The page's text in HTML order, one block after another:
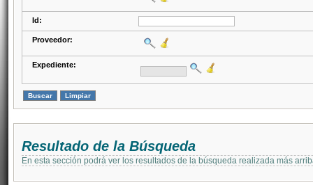
Id:
Proveedor:
Expediente:
Resultado de la Búsqueda
En esta sección podrá ver los resultados de la búsqueda realizada más